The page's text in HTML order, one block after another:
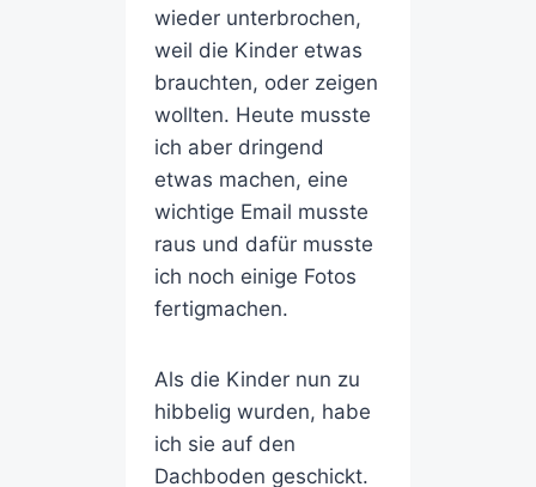
wieder unterbrochen,
weil die Kinder etwas
brauchten, oder zeigen
wollten. Heute musste
ich aber dringend
etwas machen, eine
wichtige Email musste
raus und dafür musste
ich noch einige Fotos
fertigmachen.
Als die Kinder nun zu
hibbelig wurden, habe
ich sie auf den
Dachboden geschickt.